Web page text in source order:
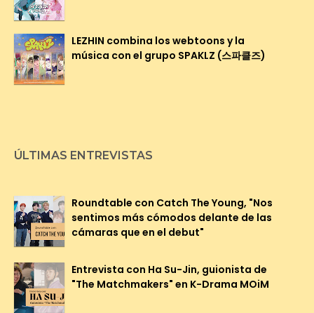
LEZHIN combina los webtoons y la
música con el grupo SPAKLZ (스파클즈)
ÚLTIMAS ENTREVISTAS
Roundtable con Catch The Young, "Nos
sentimos más cómodos delante de las
cámaras que en el debut"
Entrevista con Ha Su-Jin, guionista de
"The Matchmakers" en K-Drama MOiM